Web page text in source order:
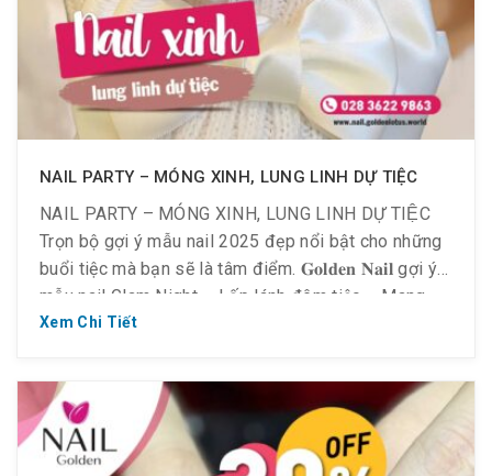
NAIL PARTY – MÓNG XINH, LUNG LINH DỰ TIỆC
NAIL PARTY – MÓNG XINH, LUNG LINH DỰ TIỆC
Trọn bộ gợi ý mẫu nail 2025 đẹp nổi bật cho những
buổi tiệc mà bạn sẽ là tâm điểm. 𝐆𝐨𝐥𝐝𝐞𝐧 𝐍𝐚𝐢𝐥 gợi ý
mẫu nail Glam Night – Lấp lánh đêm tiệc – Mang
đến vẻ đẹp sang trọng, cuốn hút với: Tone màu chủ
Xem Chi Tiết